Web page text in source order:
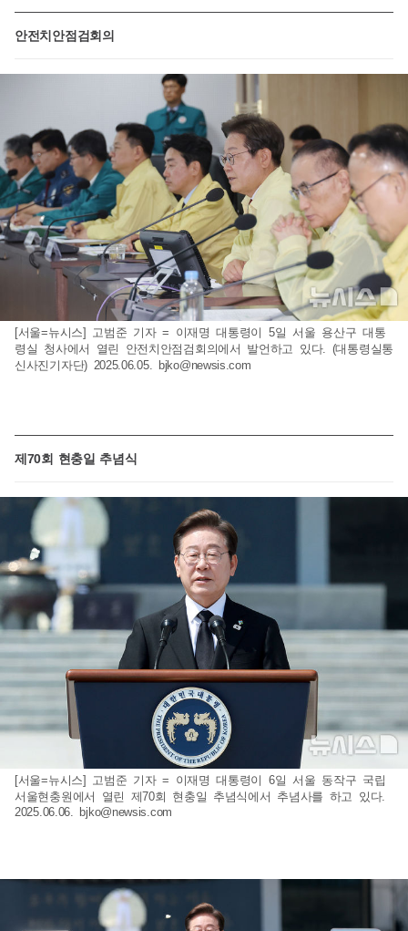
안전치안점검회의
[서울=뉴시스] 고범준 기자 = 이재명 대통령이 5일 서울 용산구 대통
령실 청사에서 열린 안전치안점검회의에서 발언하고 있다. (대통령실통
신사진기자단) 2025.06.05.
bjko@newsis.com
제70회 현충일 추념식
[서울=뉴시스] 고범준 기자 = 이재명 대통령이 6일 서울 동작구 국립
서울현충원에서 열린 제70회 현충일 추념식에서 추념사를 하고 있다.
2025.06.06.
bjko@newsis.com